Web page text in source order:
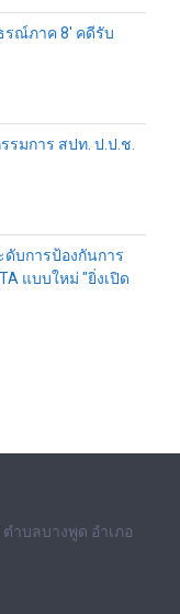
รณ์ภาค 8' คดีรับ
รมการ สปท. ป.ป.ช.
บการป้องกันการ
แบบใหม่ "ยิ่งเปิด
ำบลบางพูด อำเภอ